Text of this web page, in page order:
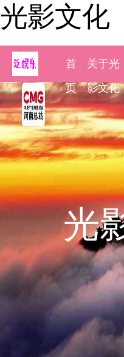
光影文化
首
页
关于光
影文化
光